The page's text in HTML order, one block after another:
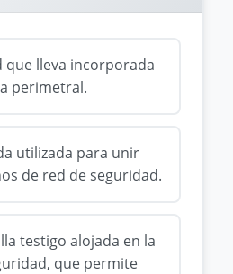
que lleva incorporada
perimetral.
utilizada para unir
de red de seguridad.
testigo alojada en la
que permite